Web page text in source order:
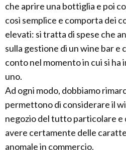
che aprire una bottiglia e poi
così semplice e comporta dei
elevati: si tratta di spese che
sulla gestione di un wine bar e
conto nel momento in cui si ha
uno.
Ad ogni modo, dobbiamo
permettono di considerare il
negozio del tutto particolare e
avere certamente delle
anomale in commercio.